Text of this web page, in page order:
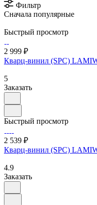
Фильтр
Сначала популярные
Быстрый просмотр
2 999 ₽
Кварц-винил (SPC)
5
Заказать
Быстрый просмотр
2 539 ₽
Кварц-винил (SPC)
4.9
Заказать